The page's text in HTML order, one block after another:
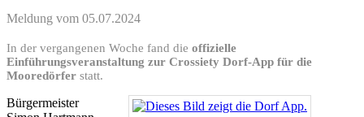
Meldung vom 05.07.2024
In der vergangenen Woche fand die offizielle
Einführungsveranstaltung zur Crossiety Dorf-App für die
Mooredörfer statt.
Bürgermeister